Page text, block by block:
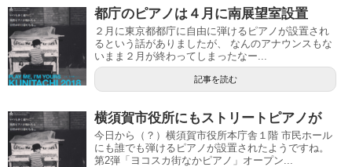
都庁のピアノは４月に南展望室設置
２月に東京都都庁に自由に弾けるピアノが設置され
るという話がありましたが、 なんのアナウンスもな
いまま２月が終わってしまったなー...
記事を読む
横須賀市役所にもストリートピアノが
今日から（？）横須賀市役所本庁舎１階 市民ホール
にも誰でも弾けるピアノが設置されたようですね。
第2弾「ヨコスカ街なかピアノ」オープン...